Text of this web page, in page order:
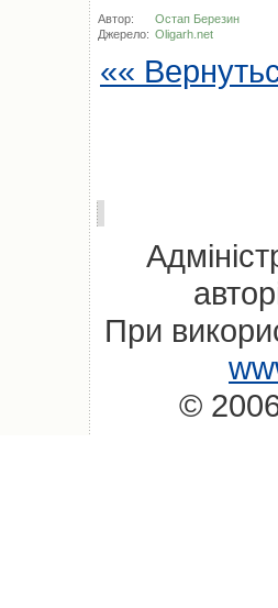
Автор:
Остап Березин
Джерело: Oligarh.net
««
При
©